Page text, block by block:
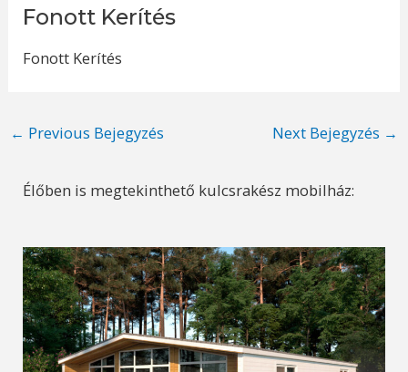
Fonott Kerítés
Fonott Kerítés
Post
← Previous Bejegyzés Next Bejegyzés →
Élőben is megtekinthető kulcsrakész mobilház: